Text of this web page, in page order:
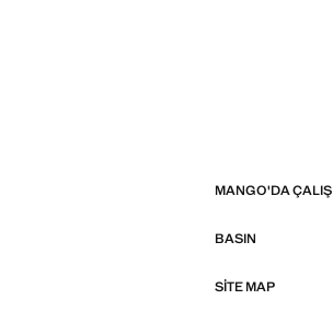
MANGO'DA ÇALIŞ
BASIN
SITE MAP